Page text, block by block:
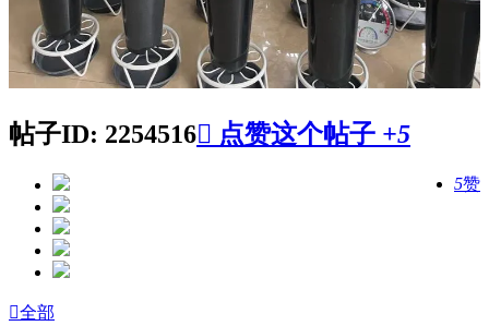
帖子ID: 2254516 点赞这个帖子 +5
5赞
全部